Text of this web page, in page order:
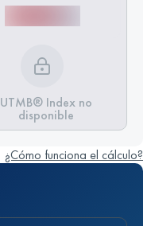
UTMB® Index no
disponible
¿Cómo funciona el cálculo?